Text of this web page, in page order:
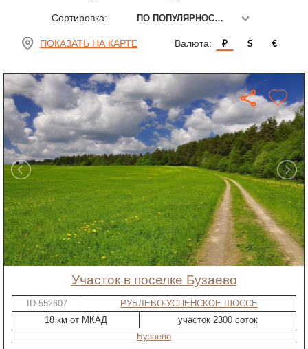
Сортировка: ПО ПОПУЛЯРНОСТИ
ПОКАЗАТЬ НА КАРТЕ Валюта: ₽ $ €
участок в поселке Бузаево
ID-552607
РУБЛЕВО-УСПЕНСКОЕ ШОССЕ
18 км от МКАД
участок 2300 соток
Бузаево